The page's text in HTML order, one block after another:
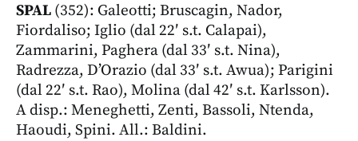
SPAL (352): Galeotti; Bruscagin, Nador,
Fiordaliso; Iglio (dal 22′ s.t. Calapai),
Zammarini, Paghera (dal 33′ s.t. Nina),
Radrezza, D’Orazio (dal 33′ s.t. Awua); Parigini
(dal 22′ s.t. Rao), Molina (dal 42′ s.t. Karlsson).
A disp.: Meneghetti, Zenti, Bassoli, Ntenda,
Haoudi, Spini. All.: Baldini.